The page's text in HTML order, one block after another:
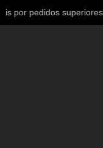
pedidos superiores